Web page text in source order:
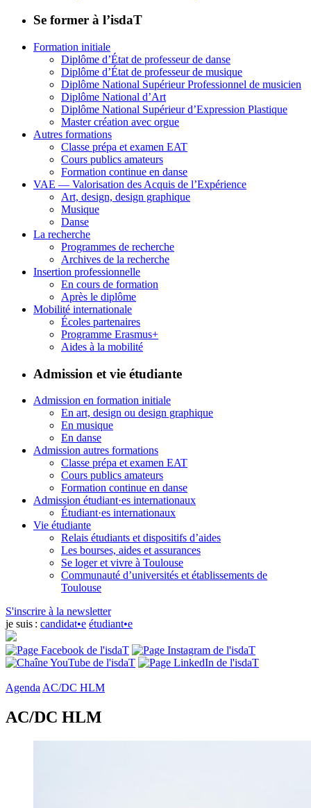
Se former à l’isdaT
Formation initiale
Diplôme d’État de professeur de danse
Diplôme d’État de professeur de musique
Diplôme National Supérieur Professionnel de musicien
Diplôme National d’Art
Diplôme National Supérieur d’Expression Plastique
Master création avec orgue
Autres formations
Classe prépa et examen EAT
Cours publics amateurs
Formation continue en danse
VAE — Valorisation des Acquis de l’Expérience
Art, design, design graphique
Musique
Danse
La recherche
Programmes de recherche
Archives de la recherche
Insertion professionnelle
En cours de formation
Après le diplôme
Mobilité internationale
Écoles partenaires
Programme Erasmus+
Aides à la mobilité
Admission et vie étudiante
Admission en formation initiale
En art, design ou design graphique
En musique
En danse
Admission autres formations
Classe prépa et examen EAT
Cours publics amateurs
Formation continue en danse
Admission étudiant·es internationaux
Étudiant·es internationaux
Vie étudiante
Relais étudiants et dispositifs d’aides
Les bourses, aides et assurances
Se loger et vivre à Toulouse
Communauté d’universités et établissements de
Toulouse
S'inscrire à la newsletter
je suis : candidat•e étudiant•e
Agenda AC/DC HLM
AC/DC HLM